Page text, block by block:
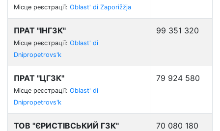
Місце реєстрації: Oblast' di Zaporižžja
ПРАТ "ІНГЗК"
Місце реєстрації: Oblast' di
Dnipropetrovs'k
99 351 320
ПРАТ "ЦГЗК"
Місце реєстрації: Oblast' di
Dnipropetrovs'k
79 924 580
ТОВ "ЄРИСТІВСЬКИЙ ГЗК" 70 080 180